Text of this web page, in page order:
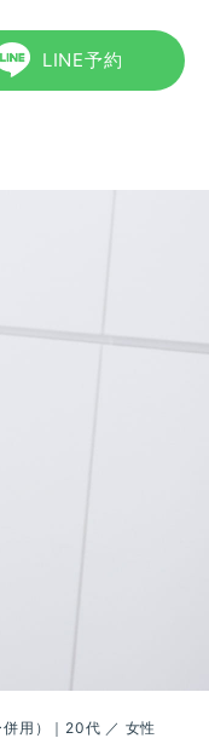
LINE予約
併用）｜20代 ／ 女性